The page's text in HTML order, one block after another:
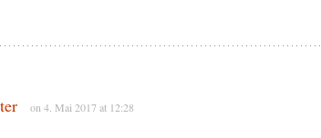
on 4. Mai 2017 at 12:28